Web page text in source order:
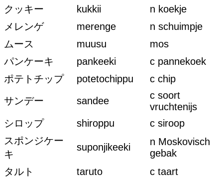
クッキー
kukkii
n koekje
メレンゲ
merenge
n schuimpje
ムース
muusu
mos
パンケーキ
pankeeki
c pannekoek
ポテトチップ
potetochippu
c chip
サンデー
sandee
c soort
vruchtenijs
シロップ
shiroppu
c siroop
スポンジケー
キ
suponjikeeki
n Moskovisch
gebak
タルト
taruto
c taart